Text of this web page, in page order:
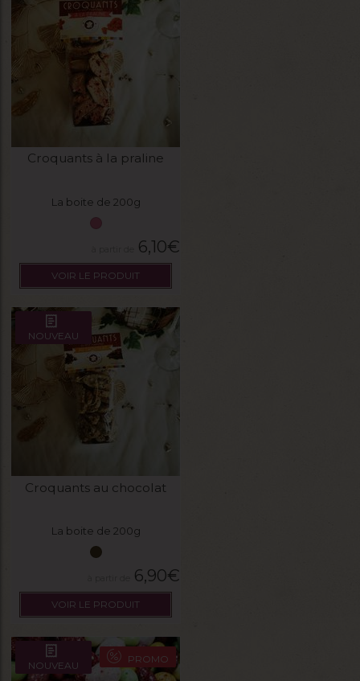
Croquants à la praline
La boite de 200g
6,10€
VOIR LE PRODUIT
NOUVEAU
Croquants au chocolat
La boite de 200g
6,90€
VOIR LE PRODUIT
NOUVEAU PROMO